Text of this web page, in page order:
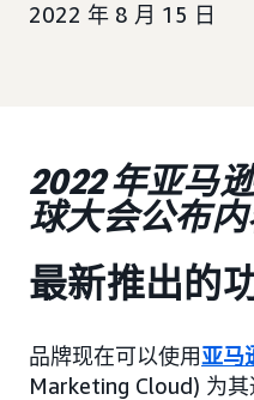
2022 年 8 月 15 日
2022 年亚马
球大会公布
最新推出的
品牌现在可以使用亚马
Marketing Cloud) 为